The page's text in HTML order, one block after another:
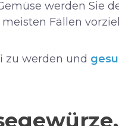
werden Sie
Fällen
zu werden und